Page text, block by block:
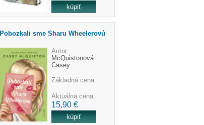
Pobozkali sme Sharu Wheelerovú
Autor:
McQuistonová
Casey
Základná cena:
Aktuálna cena:
15,90 €